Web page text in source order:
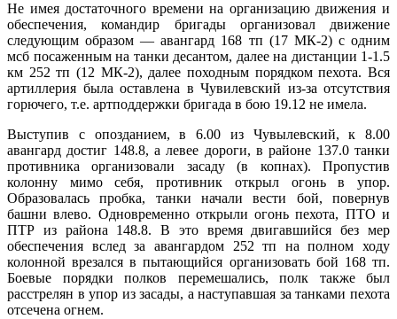
Не имея достаточного времени на организацию движения и
обеспечения, командир бригады организовал движение
следующим образом — авангард 168 тп (17 МК-2) с одним
мсб посаженным на танки десантом, далее на дистанции 1-1.5
км 252 тп (12 МК-2), далее походным порядком пехота. Вся
артиллерия была оставлена в Чувилевский из-за отсутствия
горючего, т.е. артподдержки бригада в бою 19.12 не имела.
Выступив с опозданием, в 6.00 из Чувылевский, к 8.00
авангард достиг 148.8, а левее дороги, в районе 137.0 танки
противника организовали засаду (в копнах). Пропустив
колонну мимо себя, противник открыл огонь в упор.
Образовалась пробка, танки начали вести бой, повернув
башни влево. Одновременно открыли огонь пехота, ПТО и
ПТР из района 148.8. В это время двигавшийся без мер
обеспечения вслед за авангардом 252 тп на полном ходу
колонной врезался в пытающийся организовать бой 168 тп.
Боевые порядки полков перемешались, полк также был
расстрелян в упор из засады, а наступавшая за танками пехота
отсечена огнем.